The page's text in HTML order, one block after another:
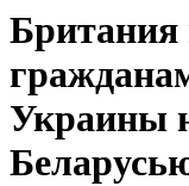
Британия
Украины